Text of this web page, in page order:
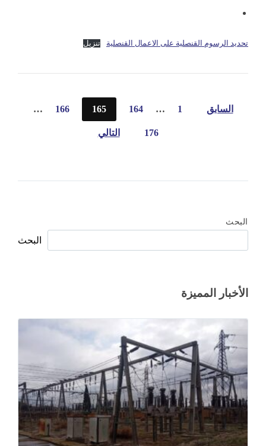
تحديد الرسوم القنصلية على الاعمال القنصلية تنزيل
تعددالسابق 1
…
164
165
166
…
176 التالي
البحث
البحث
الأخبار المميزة